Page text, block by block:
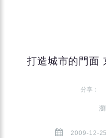
打造城市的門面
分享：
2009-12-